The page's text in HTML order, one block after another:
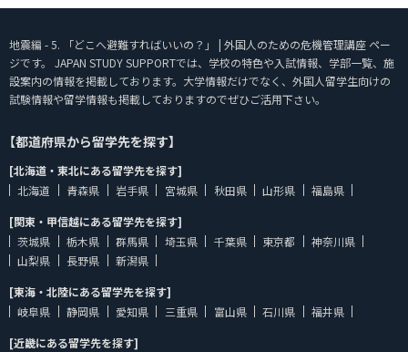
地震編 - 5. 「どこへ避難すればいいの？」 | 外国人のための危機管理講座 ペー
ジです。 JAPAN STUDY SUPPORTでは、学校の特色や入試情報、学部一覧、施
設案内の情報を掲載しております。大学情報だけでなく、外国人留学生向けの
試験情報や留学情報も掲載しておりますのでぜひご活用下さい。
【都道府県から留学先を探す】
[北海道・東北にある留学先を探す]
北海道
青森県 岩手県 宮城県 秋田県 山形県
福島県
[関東・甲信越にある留学先を探す]
茨城県
栃木県 群馬県 埼玉県 千葉県 東京都
神奈川県
山梨県
長野県
新潟県
[東海・北陸にある留学先を探す]
岐阜県
静岡県 愛知県 三重県 富山県 石川県
福井県
[近畿にある留学先を探す]